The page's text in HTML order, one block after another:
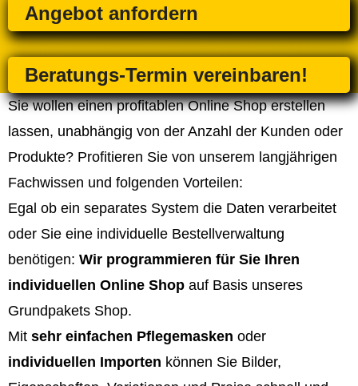
Angebot anfordern
Beratungs-Termin vereinbaren!
Sie wollen einen profitablen Online Shop erstellen
lassen, unabhängig von der Anzahl der Kunden oder
Produkte? Profitieren Sie von unserem langjährigen
Fachwissen und folgenden Vorteilen:
Egal ob ein separates System die Daten verarbeitet
oder Sie eine individuelle Bestellverwaltung
benötigen: Wir programmieren für Sie Ihren
individuellen Online Shop auf Basis unseres
Grundpakets Shop.
Mit sehr einfachen Pflegemasken oder
individuellen Importen können Sie Bilder,